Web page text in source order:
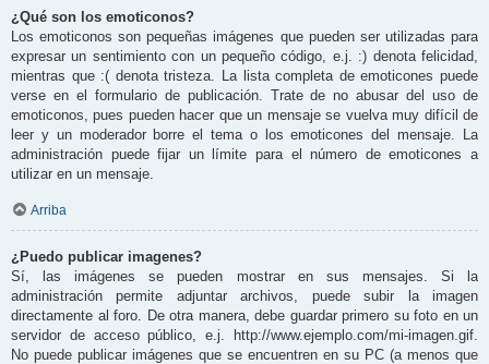
¿Qué son los emoticonos?
Los emoticonos son pequeñas imágenes que pueden ser utilizadas para
expresar un sentimiento con un pequeño código, e.j. :) denota felicidad,
mientras que :( denota tristeza. La lista completa de emoticones puede
verse en el formulario de publicación. Trate de no abusar del uso de
emoticonos, pues pueden hacer que un mensaje se vuelva muy difícil de
leer y un moderador borre el tema o los emoticones del mensaje. La
administración puede fijar un límite para el número de emoticones a
utilizar en un mensaje.
Arriba
¿Puedo publicar imagenes?
Sí, las imágenes se pueden mostrar en sus mensajes. Si la
administración permite adjuntar archivos, puede subir la imagen
directamente al foro. De otra manera, debe guardar primero su foto en un
servidor de acceso público, e.j. http://www.ejemplo.com/mi-imagen.gif.
No puede publicar imágenes que se encuentren en su PC (a menos que